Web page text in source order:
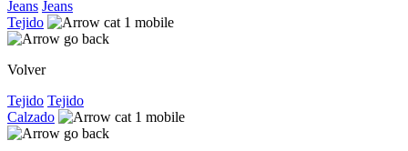
Jeans Jeans
Tejido
Volver
Tejido Tejido
Calzado